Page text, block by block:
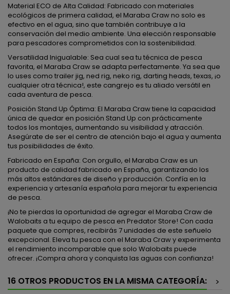
Material ECO de Alta Calidad: Fabricado con materiales
ecológicos de primera calidad, el Maraba Craw no solo es
efectivo en el agua, sino que también contribuye a la
conservación del medio ambiente. Una elección responsable
para pescadores comprometidos con la sostenibilidad.
Versatilidad Inigualable: Sea cual sea tu técnica de pesca
favorita, el Maraba Craw se adapta perfectamente. Ya sea que
lo uses como trailer jig, ned rig, neko rig, darting heads, texas, ¡o
cualquier otra técnica!, este cangrejo es tu aliado versátil en
cada aventura de pesca.
Posición Stand Up Óptima: El Maraba Craw tiene la capacidad
única de quedar en posición Stand Up con prácticamente
todos los montajes, aumentando su visibilidad y atracción.
Asegúrate de ser el centro de atención bajo el agua y aumenta
tus posibilidades de éxito.
Fabricado en España: Con orgullo, el Maraba Craw es un
producto de calidad fabricado en España, garantizando los
más altos estándares de diseño y producción. Confía en la
experiencia y artesanía española para mejorar tu experiencia
de pesca.
¡No te pierdas la oportunidad de agregar el Maraba Craw de
Walobaits a tu equipo de pesca en Predator Store! Con cada
paquete que compres, recibirás 7 unidades de este señuelo
excepcional. Eleva tu pesca con el Maraba Craw y experimenta
el rendimiento incomparable que solo Walobaits puede
ofrecer. ¡Compra ahora y conquista las aguas con confianza!
16 OTROS PRODUCTOS EN LA MISMA CATEGORÍA:
>